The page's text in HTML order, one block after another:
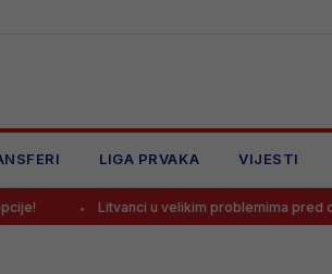
LIGA PRVAKA VIJESTI
Litvanci u velikim problemima pred duel protiv BiH